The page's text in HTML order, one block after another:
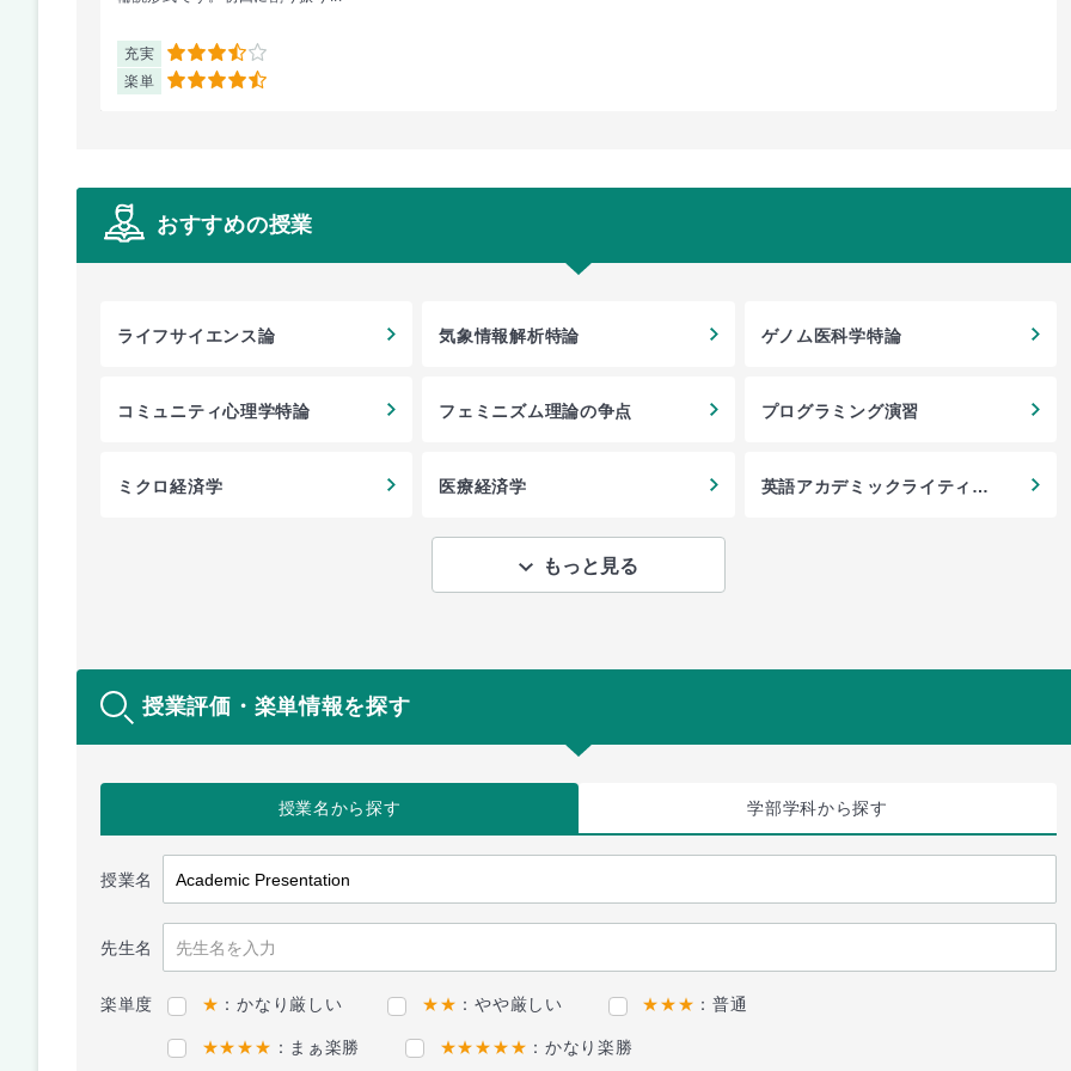
充実 3.5
楽単 4.5
おすすめの授業
ライフサイエンス論 気象情報解析特論 ゲノム医科学特論
コミュニティ心理学特論 フェミニズム理論の争点 プログラミング演習
ミクロ経済学 医療経済学
英語アカデミックライティン
もっと見る
授業評価・楽単情報を探す
授業名から探す 学部学科から探す
授業名
先生名
楽単度 ★ ：かなり厳しい ★★ ：やや厳しい ★★★ ：普通
★★★★ ：まぁ楽勝 ★★★★★ ：かなり楽勝